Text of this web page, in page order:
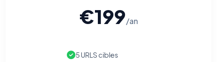
€199/an
5 URLS cibles